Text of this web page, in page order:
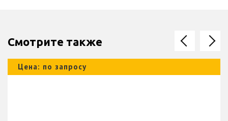
Смотрите также
Цена: по запросу